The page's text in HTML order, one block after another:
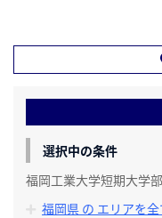
選択中の条件
福岡工業大学短期大学
福岡県 の エリアを